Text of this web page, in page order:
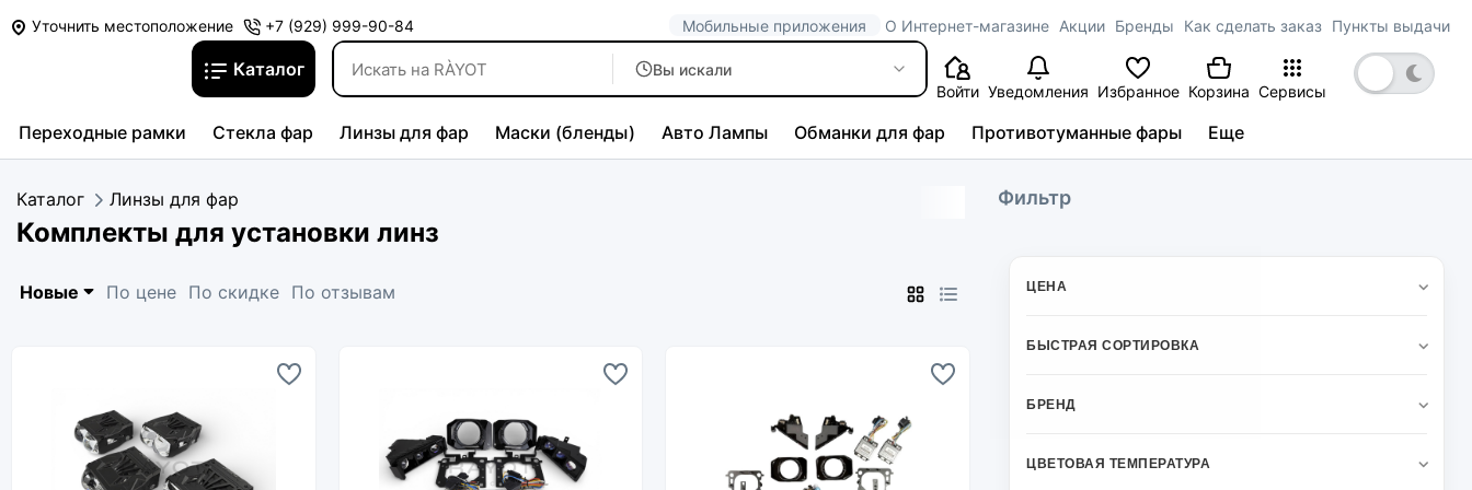
Уточнить местоположение +7 (929) 999-90-84 Мобильные приложения О Интернет-магазине Акции Бренды Как сделать заказ Пункты выдачи
Каталог
Вы искали
Войти Уведомления Избранное Корзина Сервисы
Переходные рамки Стекла фар Линзы для фар Маски (бленды) Авто Лампы Обманки для фар Противотуманные фары Еще
Каталог Линзы для фар
Комплекты для установки линз
Новые По цене По скидке По отзывам
Фильтр
ЦЕНА
БЫСТРАЯ СОРТИРОВКА
БРЕНД
ЦВЕТОВАЯ ТЕМПЕРАТУРА